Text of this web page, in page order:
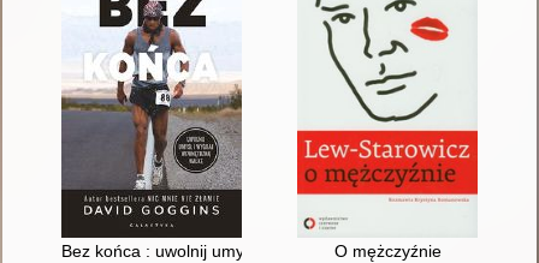
Bez końca : uwolnij umysł i wygraj wewnętrzną walkę
O mężczyźnie